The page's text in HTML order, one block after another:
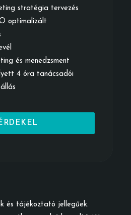
stratégia tervezés
optimalizált
és menedzsment
4 óra tanácsadói
és tájékoztató jellegűek.